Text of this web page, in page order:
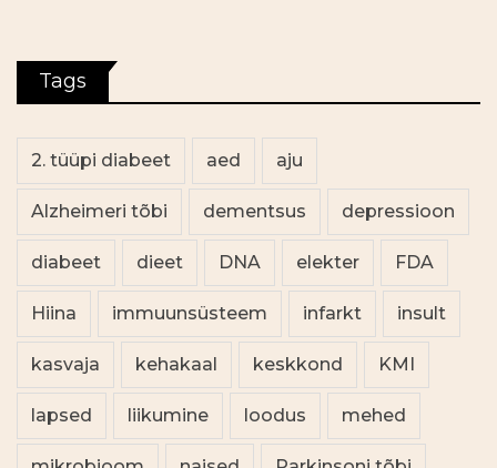
Tags
2. tüüpi diabeet aed aju
Alzheimeri tõbi dementsus depressioon
diabeet dieet DNA elekter FDA
Hiina immuunsüsteem infarkt insult
kasvaja kehakaal keskkond KMI
lapsed liikumine loodus mehed